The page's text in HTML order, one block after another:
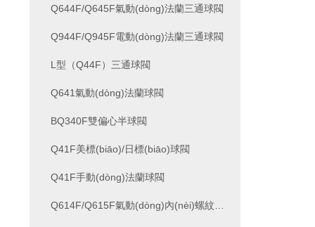
Q644F/Q645F氣動(dòng)法蘭三通球閥
Q944F/Q945F電動(dòng)法蘭三通球閥
L型（Q44F）三通球閥
Q641氣動(dòng)法蘭球閥
BQ340F雙偏心半球閥
Q41F美標(biāo)/日標(biāo)球閥
Q41F手動(dòng)法蘭球閥
Q614F/Q615F氣動(dòng)內(nèi)螺紋三通球閥